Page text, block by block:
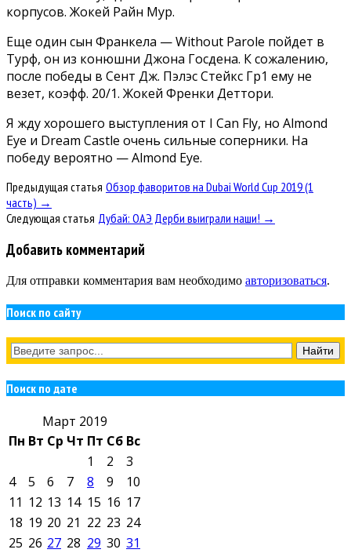
корпусов. Жокей Райн Мур.
Еще один сын Франкела — Without Parole пойдет в
Турф, он из конюшни Джона Госдена. К сожалению,
после победы в Сент Дж. Пэлэс Стейкс Гр1 ему не
везет, коэфф. 20/1. Жокей Френки Деттори.
Я жду хорошего выступления от I Can Fly, но Almоnd
Eye и Dream Castle очень сильные соперники. На
победу вероятно — Almond Eye.
Предыдущая статья Обзор фаворитов на Dubai World Cup 2019 (1
часть) →
Следующая статья Дубай: ОАЭ Дерби выиграли наши! →
Добавить комментарий
Для отправки комментария вам необходимо авторизоваться.
Поиск по сайту
Поиск по дате
Март 2019
Пн Вт Ср Чт Пт Сб Вс
1 2
3
4
5 6 7 8 9
10
11 12 13 14 15 16 17
18 19 20 21 22 23 24
25 26 27 28 29 30 31